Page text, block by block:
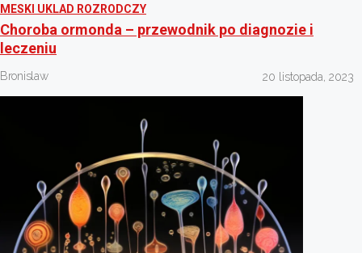
MESKI UKLAD ROZRODCZY
Choroba ormonda – przewodnik po diagnozie i
leczeniu
Bronislaw 20 listopada, 2023